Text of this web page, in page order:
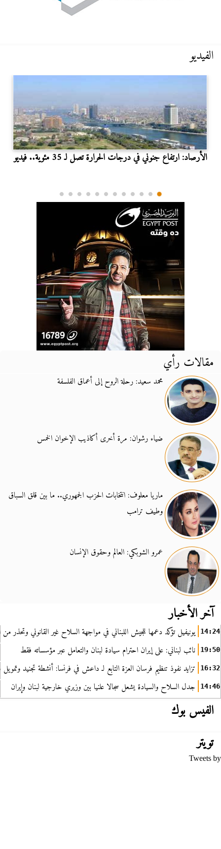
الفيديو
الأرصاد: ارتفاع جنوني في درجات الحرارة تصل لـ 35 مئوية.. فيديو
مقالات رأي
محمد سعيد: رحلة الروح إلى أعماق الفلسفة
ضياء رشوان: مرة أخرى أكاذيب الإخوان الخمس
ماريا معلوف: انتخابات الحزب الجمهوري.. ما بين قلق السباق
وطيف ترامب
عمرو الشوبكي: العالم وحقوق الإنسان
آخر الأخبار
14:24 يونيفيل تؤكد دعمها للجيش اللبناني في مواجهة السلاح غير القانوني وتحذر من
19:50 نائب لبناني: على إيران احترام سيادة لبنان والتعامل عبر مؤسساته فقط
16:32 تزايد نفوذ تنظيم فرسان العزة التابع لـ داعش في فرنسا: أنشطة تجنيد
14:46 جدل السلاح والسيادة يشعل سجالا علنيا بين وزيري خارجية لبنان وإيران
الفيس بوك
تويتر
Tweets by